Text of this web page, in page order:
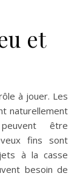
et
à jouer. Les
naturellement
être
fins sont
à la casse
besoin de